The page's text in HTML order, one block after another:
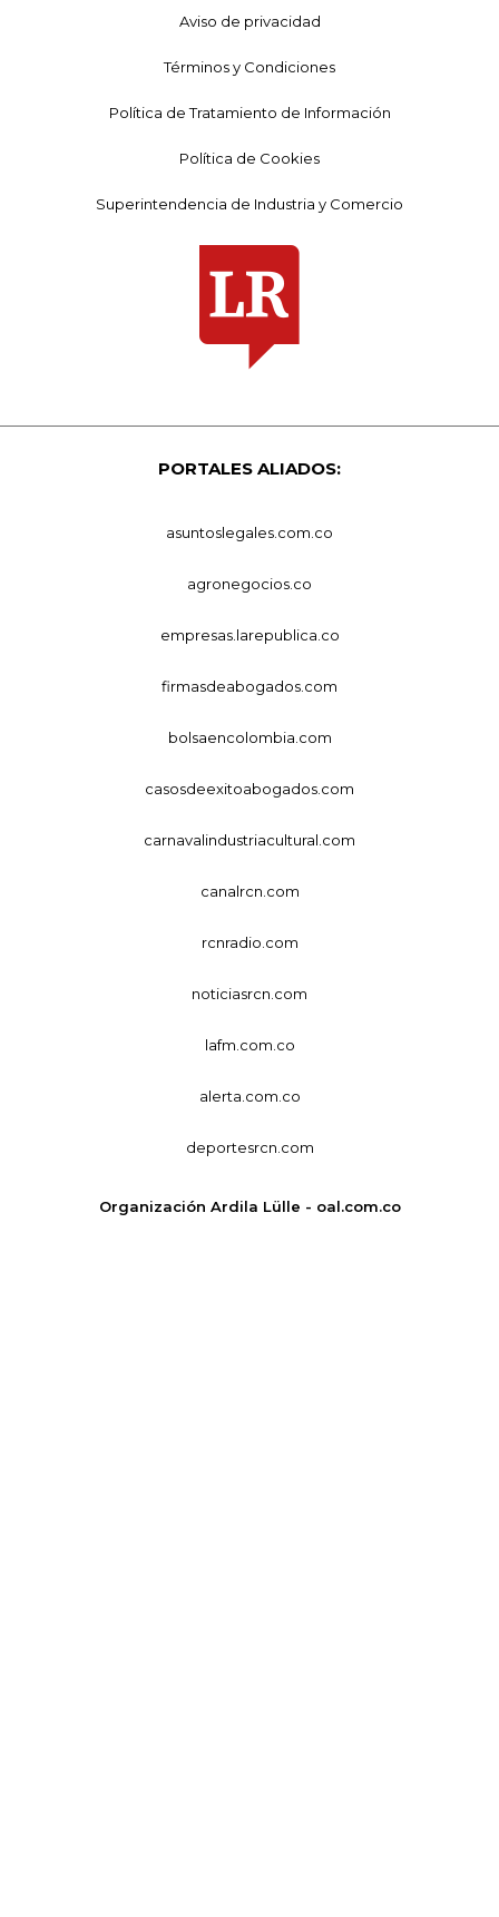
Aviso de privacidad
Términos y Condiciones
Política de Tratamiento de Información
Política de Cookies
Superintendencia de Industria y Comercio
PORTALES ALIADOS:
asuntoslegales.com.co
agronegocios.co
empresas.larepublica.co
firmasdeabogados.com
bolsaencolombia.com
casosdeexitoabogados.com
carnavalindustriacultural.com
canalrcn.com
rcnradio.com
noticiasrcn.com
lafm.com.co
alerta.com.co
deportesrcn.com
Organización Ardila Lülle - oal.com.co